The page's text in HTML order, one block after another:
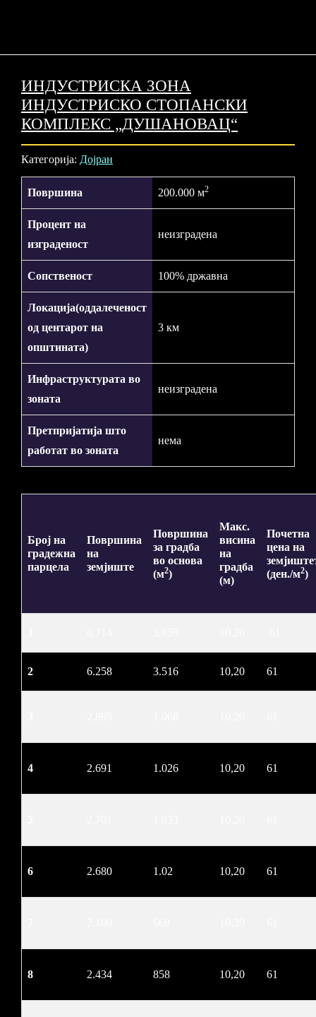
ИНДУСТРИСКА ЗОНА
ИНДУСТРИСКО СТОПАНСКИ
КОМПЛЕКС „ДУШАНОВАЦ“
Категорија: Дојран
Површина 200.000 м2
Процент на
изграденост
неизградена
Сопственост 100% државна
Локација(оддалеченост
од центарот на
општината)
3 км
Инфраструктурата во
зоната
неизградена
Претпријатија што
работат во зоната
нема
Број на
градежна
парцела
Површина
на
земјиште
Површина
за градба
во основа
(м2)
Макс.
висина
на
градба
(м)
Почетна
цена на
(ден./м2)
2 6.258 3.516 10,20 61
4 2.691 1.026 10,20 61
6 2.680 1.02 10,20 61
8 2.434 858 10,20 61